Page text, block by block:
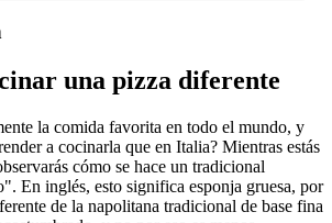
una pizza diferente
la comida favorita en todo el mundo, y
a cocinarla que en Italia? Mientras estás
cómo se hace un tradicional
En inglés, esto significa esponja gruesa, por
de la napolitana tradicional de base fina